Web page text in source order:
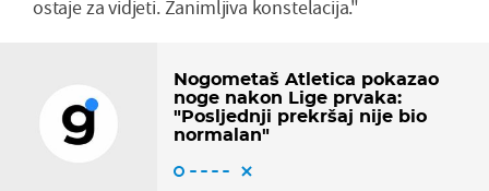
ostaje za vidjeti. Zanimljiva konstelacija."
Nogometaš Atletica pokazao
noge nakon Lige prvaka:
"Posljednji prekršaj nije bio
normalan"